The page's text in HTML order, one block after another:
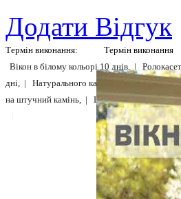
Додати Відгук
Термін виконання:
Термін виконання
Вікон в білому кольорі 10 днів, |
дні, |
Натурального каменю мармур, граніт
на штучний камінь, |
Ціни на москітні